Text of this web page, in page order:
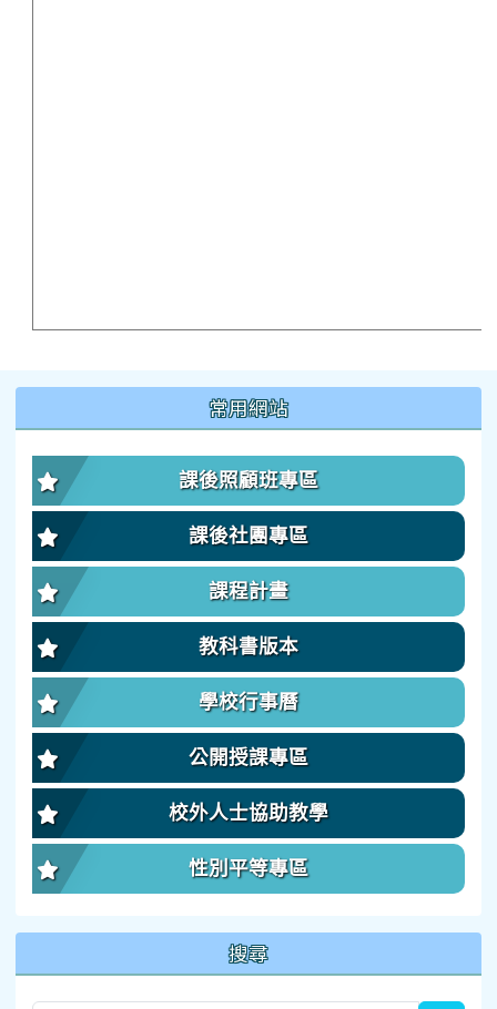
常用網站
課後照顧班專區
課後社團專區
課程計畫
教科書版本
學校行事曆
公開授課專區
校外人士協助教學
性別平等專區
搜尋